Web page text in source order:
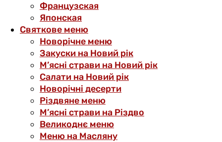
Французская
Японская
Святкове меню
Новорічне меню
Закуски на Новий рік
М’ясні страви на Новий рік
Салати на Новий рік
Новорічні десерти
Різдвяне меню
М’ясні страви на Різдво
Великоднє меню
Меню на Масляну